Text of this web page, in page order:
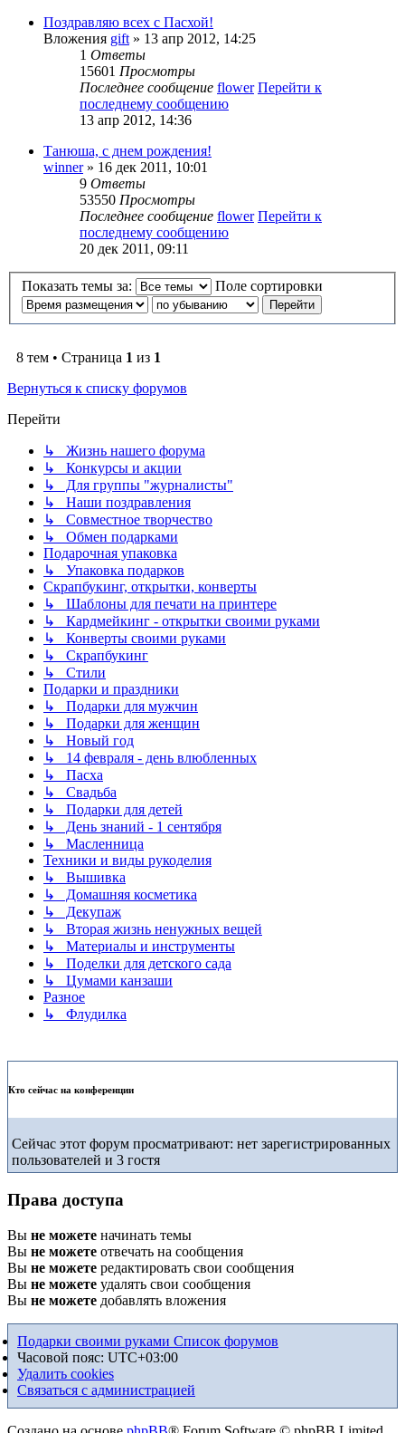
Поздравляю всех с Пасхой!
Вложения gift » 13 апр 2012, 14:25
1 Ответы
15601 Просмотры
Последнее сообщение flower Перейти к
последнему сообщению
13 апр 2012, 14:36
Танюша, с днем рождения!
winner» 16 дек 2011, 10:01
9 Ответы
53550 Просмотры
Последнее сообщение flower Перейти к
последнему сообщению
20 дек 2011, 09:11
Показать темы за: Поле сортировки
8 тем • Страница 1 из 1
Вернуться к списку форумов
Перейти
↳ Жизнь нашего форума
↳ Конкурсы и акции
↳ Для группы "журналисты"
↳ Наши поздравления
↳ Совместное творчество
↳ Обмен подарками
Подарочная упаковка
↳ Упаковка подарков
Скрапбукинг, открытки, конверты
↳ Шаблоны для печати на принтере
↳ Кардмейкинг - открытки своими руками
↳ Конверты своими руками
↳ Скрапбукинг
↳ Стили
Подарки и праздники
↳ Подарки для мужчин
↳ Подарки для женщин
↳ Новый год
↳ 14 февраля - день влюбленных
↳ Пасха
↳ Свадьба
↳ Подарки для детей
↳ День знаний - 1 сентября
↳ Масленница
Техники и виды рукоделия
↳ Вышивка
↳ Домашняя косметика
↳ Декупаж
↳ Вторая жизнь ненужных вещей
↳ Материалы и инструменты
↳ Поделки для детского сада
↳ Цумами канзаши
Разное
↳ Флудилка
Кто сейчас на конференции
Сейчас этот форум просматривают: нет зарегистрированных
пользователей и 3 гостя
Права доступа
Вы не можете начинать темы
Вы не можете отвечать на сообщения
Вы не можете редактировать свои сообщения
Вы не можете удалять свои сообщения
Вы не можете добавлять вложения
Подарки своими руками Список форумов
Часовой пояс: UTC+03:00
Удалить cookies
Связаться с администрацией